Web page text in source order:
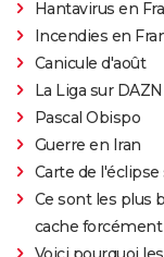
Hantavirus en
Incendies en
Canicule d'août
La Liga sur DAZN
Pascal Obispo
Guerre en Iran
Carte de l'éclipse
Ce sont les plus
cache